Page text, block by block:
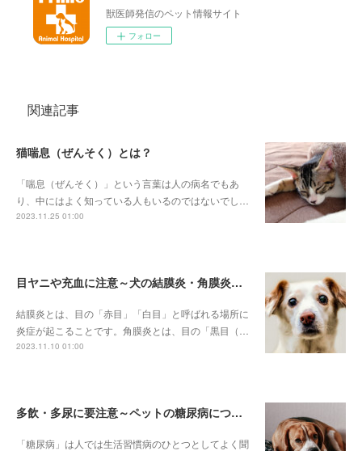
獣医師発信のペット情報サイト
フォロー
関連記事
猫喘息（ぜんそく）とは？
「喘息（ぜんそく）」という言葉は人の病名でもあ
り、中にはよく知っている人もいるのではないでし…
2023.11.25 01:00
目ヤニや充血に注意～犬の結膜炎・角膜炎について～
結膜炎とは、目の「赤目」「白目」と呼ばれる場所に
炎症が起こることです。角膜炎とは、目の「黒目（…
2023.11.10 01:00
多飲・多尿に要注意～ペットの糖尿病について～
「糖尿病」は人では生活習慣病のひとつとしてよく聞